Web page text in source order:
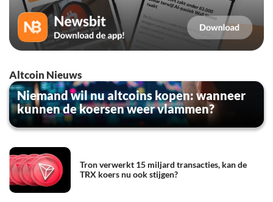
Altcoin Nieuws
Niemand wil nu altcoins kopen: wanneer
kunnen de koersen weer vlammen?
Tron verwerkt 15 miljard transacties, kan de
TRX koers nu ook stijgen?